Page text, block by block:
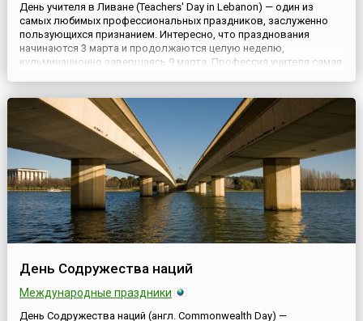
День учителя в Ливане (Teachers' Day in Lebanon) — один из
самых любимых профессиональных праздников, заслуженно
пользующихся признанием. Интересно, что празднования
начинаются 3 марта и продолжаются целую неделю,
кульминационно завершаясь 9 марта. Профессия учителя самая
человека....
День Содружества наций
Международные праздники
День Содружества наций (англ. Commonwealth Day) —